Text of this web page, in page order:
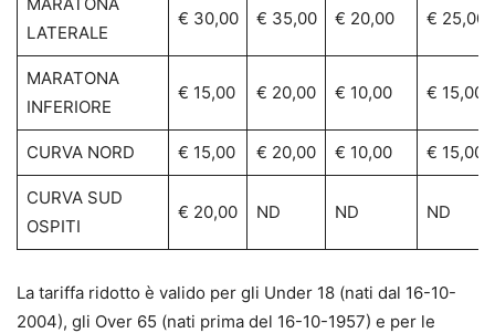
LATERALE
€ 30,00 € 35,00 € 20,00 € 25,00
MARATONA
INFERIORE
€ 15,00 € 20,00 € 10,00 € 15,00
CURVA NORD € 15,00 € 20,00 € 10,00 € 15,00
CURVA SUD
OSPITI
€ 20,00 ND ND ND
La tariffa ridotto è valido per gli Under 18 (nati dal 16-10-
2004), gli Over 65 (nati prima del 16-10-1957) e per le